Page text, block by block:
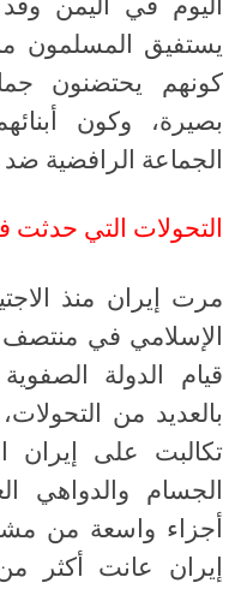
يستفيق المسلمون
كونهم يحتضنون
بصيرة، وكون
الجماعة الرافضية
التحولات التي حدثت
مرت إيران منذ
الإسلامي في
قيام الدولة
بالعديد من
تكالبت على إيران
الجسام والدواهي
أجزاء واسعة من
إيران عانت أكثر